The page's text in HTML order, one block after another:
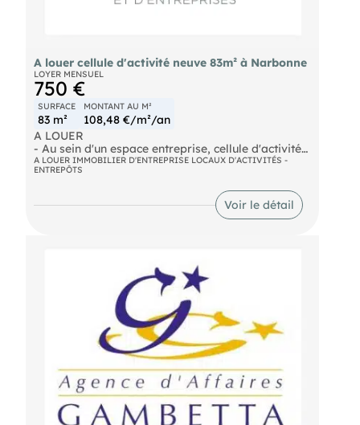
A louer cellule d'activité neuve 83m² à Narbonne
LOYER MENSUEL
750 €
SURFACE
83 m²
MONTANT AU M²
108,48 €/m²/an
A LOUER
- Au sein d'un espace entreprise, cellule d'activité
neuve. Parking et aire de manœuvre, ensemble
sécurisé et clos avec, clôture, portail et un système
de contrôle d'accès. La conception de l'ensemble
permet de nombreuses possibilités d'agencement.
A LOUER IMMOBILIER D'ENTREPRISE LOCAUX D'ACTIVITÉS -
ENTREPÔTS
Voir le détail